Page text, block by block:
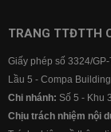
TRANG TTĐTTH
Giấy phép số 3324/
Lầu 5 - Compa
Chi nhánh: Số 5 - Khu
Chịu trách nhiệm nội